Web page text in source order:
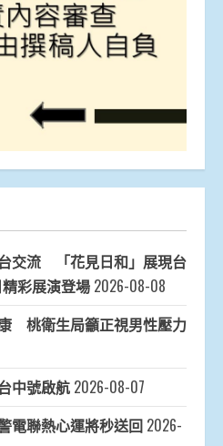
交流 「花見日和」展現台
彩展演登場 2026-08-08
桃衛生局籲正視男性壓力
中號啟航 2026-08-07
電聯熱心運將秒送回 2026-